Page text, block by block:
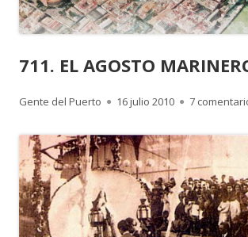
711. EL AGOSTO
Autor
Gente del Puerto
Publicado
16 julio 2010 7